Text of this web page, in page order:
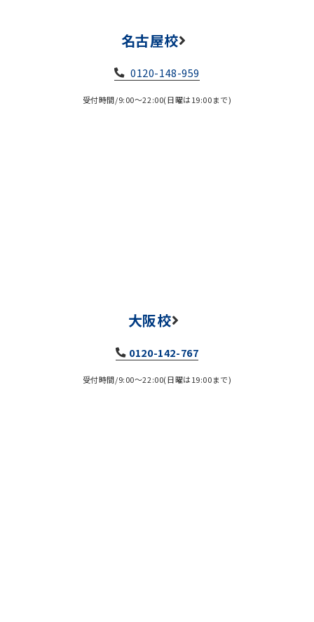
名古屋校
0120-148-959
受付時間/9:00～22:00(日曜は19:00まで)
大阪校
0120-142-767
受付時間/9:00～22:00(日曜は19:00まで)